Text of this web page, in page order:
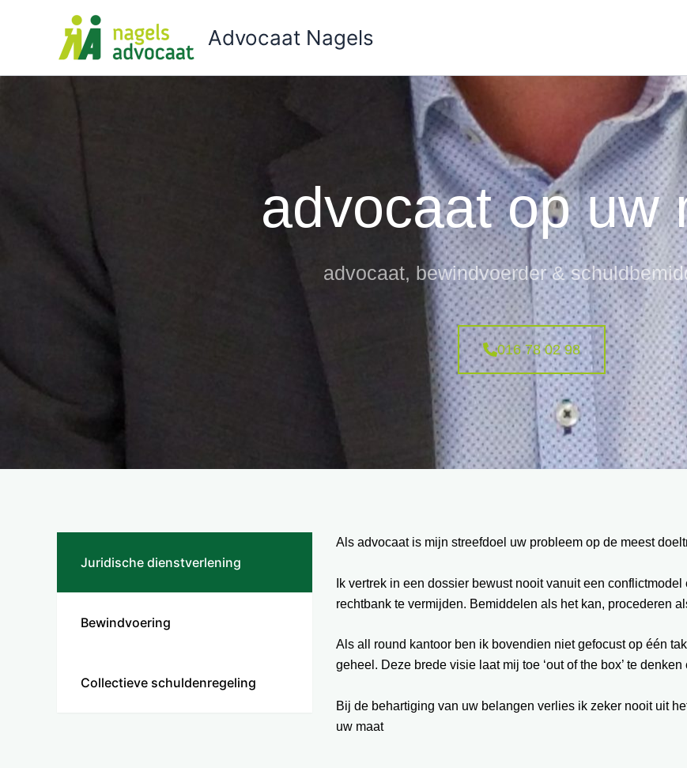
inhoud
Advocaat Nagels
advocaat op uw
advocaat, bewindvoerder &
016 78 02 98
Juridische dienstverlening
Bewindvoering
Collectieve schuldenregeling
Als advocaat is mijn streefdoel uw probleem op de meest
Ik vertrek in een dossier bewust nooit vanuit een
rechtbank te vermijden. Bemiddelen als het kan, procederen
Als all round kantoor ben ik bovendien niet gefocust op één
geheel. Deze brede visie laat mij toe ‘out of the box’ te
Bij de behartiging van uw belangen verlies ik zeker nooit uit
uw maat